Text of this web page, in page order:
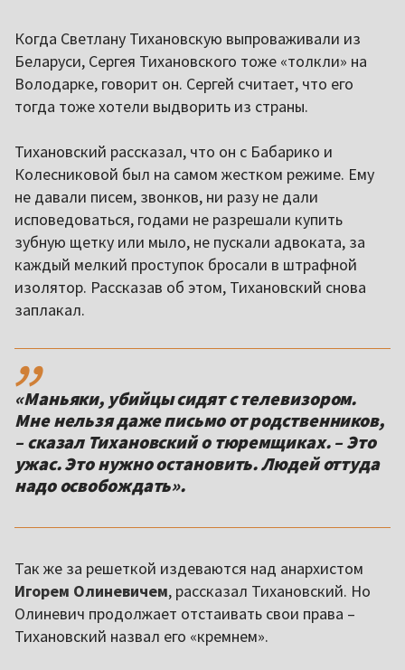
Когда Светлану Тихановскую выпроваживали из
Беларуси, Сергея Тихановского тоже «толкли» на
Володарке, говорит он. Сергей считает, что его
тогда тоже хотели выдворить из страны.
Тихановский рассказал, что он с Бабарико и
Колесниковой был на самом жестком режиме. Ему
не давали писем, звонков, ни разу не дали
исповедоваться, годами не разрешали купить
зубную щетку или мыло, не пускали адвоката, за
каждый мелкий проступок бросали в штрафной
изолятор. Рассказав об этом, Тихановский снова
заплакал.
,,
«Маньяки, убийцы сидят с телевизором.
Мне нельзя даже письмо от родственников,
– сказал Тихановский о тюремщиках. – Это
ужас. Это нужно остановить. Людей оттуда
надо освобождать».
Так же за решеткой издеваются над анархистом
Игорем Олиневичем, рассказал Тихановский. Но
Олиневич продолжает отстаивать свои права –
Тихановский назвал его «кремнем».